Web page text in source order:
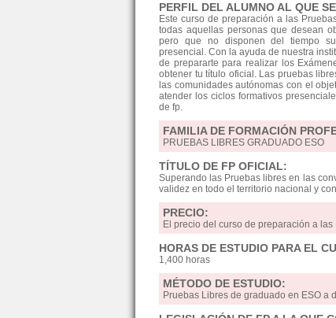
PERFIL DEL ALUMNO AL QUE
Este curso de preparación a las
todas aquellas personas que desean
pero que no disponen del tiempo
presencial. Con la ayuda de nuestra
de prepararte para realizar los
obtener tu título oficial. Las pruebas
las comunidades autónomas con el
atender los ciclos formativos
de fp.
FAMILIA DE FORMACIÓN
PRUEBAS LIBRES GRADUADO ESO
TÍTULO DE FP OFICIAL:
Superando las Pruebas libres en las
validez en todo el territorio nacional y
PRECIO:
El precio del curso de preparación a
HORAS DE ESTUDIO PARA EL
1,400 horas
MÉTODO DE ESTUDIO:
Pruebas Libres de graduado en ESO a